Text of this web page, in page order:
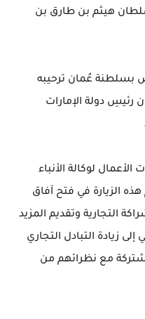
هيثم بن طارق بن
بسلطنة عُمان ترحيبه
رئيسِ دولة الإمارات
لوكالة الأنباء
الزيارة في فتح آفاق
التجارية وتقديم المزيد
زيادة التبادل التجاري
مع نظرائهم من